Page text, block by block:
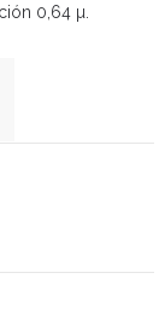
0,64 µ.